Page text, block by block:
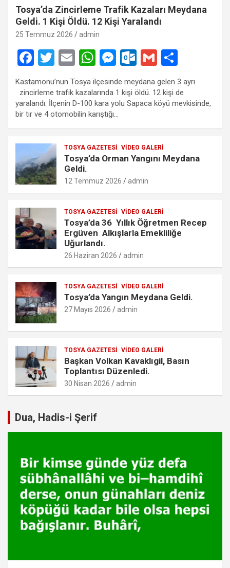
Tosya’da Zincirleme Trafik Kazaları Meydana
Geldi. 1 Kişi Öldü. 12 Kişi Yaralandı
25 Temmuz 2026 admin
F
ce
b
o
o
k
T
wi
tt
er
E
ail
W
at
s
A
p
M
es
se
n
g
er
O
ut
lo
o
o
G
m
ail
h
ar
e
Kastamonu’nun Tosya ilçesinde meydana gelen 3 ayrı
zincirleme trafik kazalarında 1 kişi öldü. 12 kişi de
yaralandı. İlçenin D-100 kara yolu Sapaca köyü mevkisinde,
bir tır ve 4 otomobilin karıştığı…
TOSYA GAZETESI VIDEO GALERI
Tosya’da Orman Yangını Meydana
Geldi.
12 Temmuz 2026 admin
TOSYA GAZETESI VIDEO GALERI
Tosya’da 36 Yıllık Öğretmen Recep
Ergüven Alkışlarla Emekliliğe
Uğurlandı.
26 Haziran 2026 admin
TOSYA GAZETESI VIDEO GALERI
Tosya’da Yangın Meydana Geldi.
27 Mayıs 2026 admin
TOSYA GAZETESI VIDEO GALERI
Başkan Volkan Kavaklıgil, Basın
Toplantısı Düzenledi.
30 Nisan 2026 admin
Dua, Hadis-i Şerif